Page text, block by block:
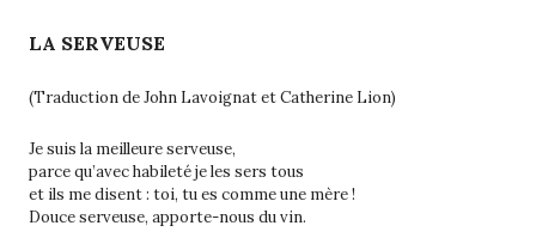
LA SERVEUSE
(Traduction de John Lavoignat et Catherine Lion)
Je suis la meilleure serveuse,
parce qu’avec habileté je les sers tous
et ils me disent : toi, tu es comme une mère !
Douce serveuse, apporte-nous du vin.